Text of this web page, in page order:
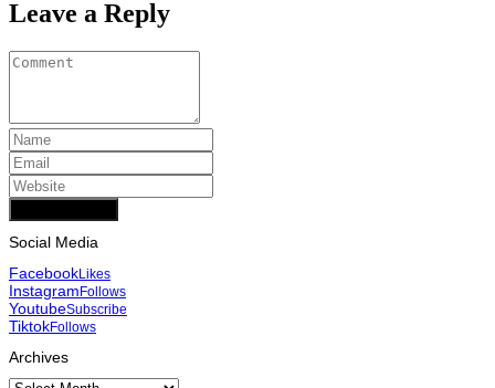
Leave a Reply
Social Media
FacebookLikes
InstagramFollows
YoutubeSubscribe
TiktokFollows
Archives